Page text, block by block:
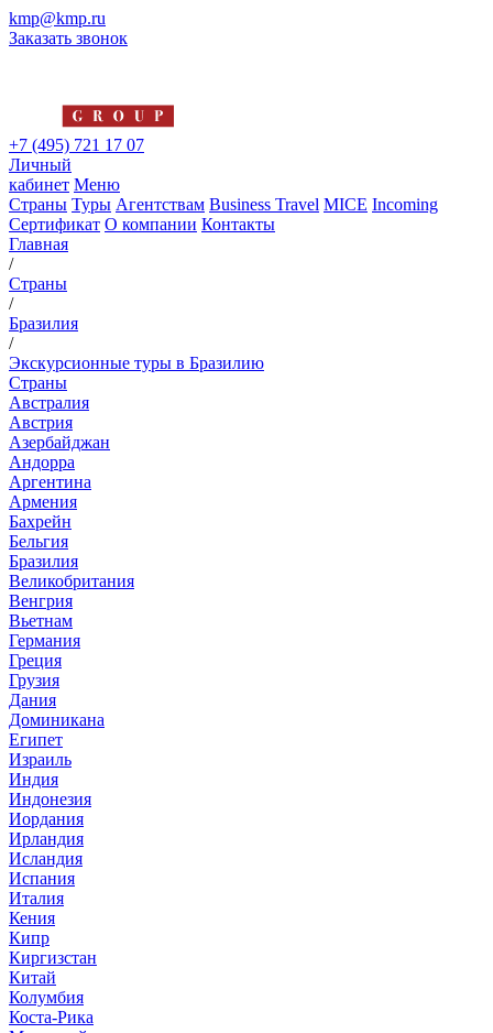
kmp@kmp.ru
Заказать звонок
+7 (495) 721 17 07
Личный
кабинет Меню
Страны Туры Агентствам Business Travel MICE Incoming
Сертификат О компании Контакты
Главная
/
Страны
/
Бразилия
/
Экскурсионные туры в Бразилию
Страны
Австралия
Австрия
Азербайджан
Андорра
Аргентина
Армения
Бахрейн
Бельгия
Бразилия
Великобритания
Венгрия
Вьетнам
Германия
Греция
Грузия
Дания
Доминикана
Египет
Израиль
Индия
Индонезия
Иордания
Ирландия
Исландия
Испания
Италия
Кения
Кипр
Киргизстан
Китай
Колумбия
Коста-Рика